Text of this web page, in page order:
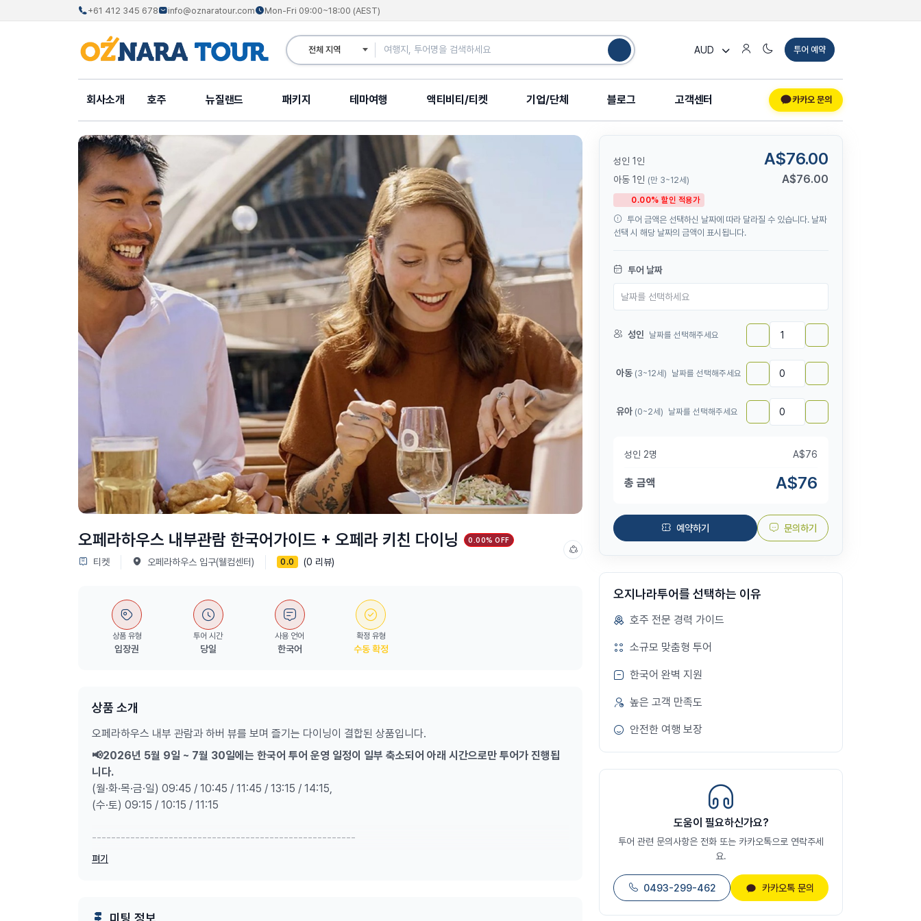
+61 412 345 678 info@oznaratour.com Mon-Fri 09:00~18:00 (AEST)
AUD 투어 예약
회사소개 호주 뉴질랜드 패키지 테마여행 액티비티/티켓 기업/단체 블로그 고객센터 카카오 문의
오페라하우스 내부관람 한국어가이드 + 오페라 키친 다이닝 0.00% OFF
티켓 오페라하우스 입구(웰컴센터) 0.0 (0 리뷰)
상품 유형
입장권
투어 시간
당일
사용 언어
한국어
확정 유형
수동 확정
상품 소개
오페라하우스 내부 관람과 하버 뷰를 보며 즐기는 다이닝이 결합된 상품입니다.
📢2026년 5월 9일 ~ 7월 30일에는 한국어 투어 운영 일정이 일부 축소되어 아래 시간으로만 투어가 진행됩
니다.
(월·화·목·금·일) 09:45 / 10:45 / 11:45 / 13:15 / 14:15,
(수·토) 09:15 / 10:15 / 11:15
-------------------------------------------------------
펴기
미팅 정보
성인 1인 A$76.00
아동 1인 (만 3~12세) A$76.00
0.00% 할인 적용가
투어 금액은 선택하신 날짜에 따라 달라질 수 있습니다. 날짜
선택 시 해당 날짜의 금액이 표시됩니다.
투어 날짜
성인 날짜를 선택해주세요
아동 (3~12세) 날짜를 선택해주세요
유아 (0~2세) 날짜를 선택해주세요
성인 2명 A$76
총 금액 A$76
예약하기 문의하기
오지나라투어를 선택하는 이유
호주 전문 경력 가이드
소규모 맞춤형 투어
한국어 완벽 지원
높은 고객 만족도
안전한 여행 보장
도움이 필요하신가요?
투어 관련 문의사항은 전화 또는 카카오톡으로 연락주세
요.
0493-299-462 카카오톡 문의